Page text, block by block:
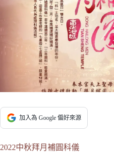
加入為 Google 偏好來源
2022中秋拜月補圓科儀